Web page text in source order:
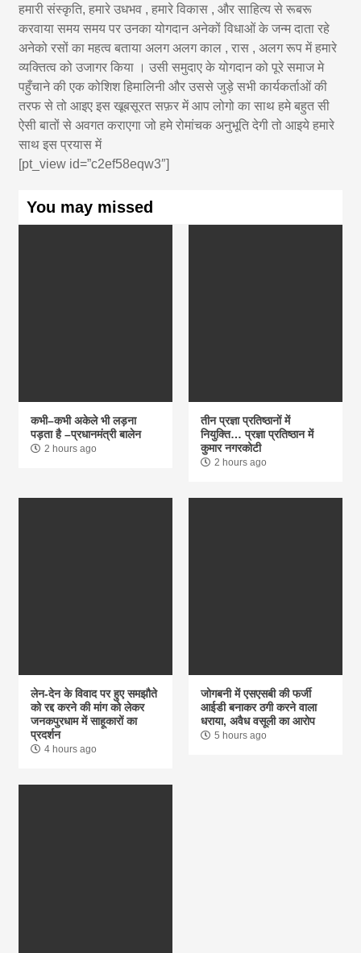
हमारी संस्कृति, हमारे उधभव , हमारे विकास , और साहित्य से रूबरू
करवाया समय समय पर उनका योगदान अनेकों विधाओं के जन्म दाता रहे
अनेको रसों का महत्व बताया अलग अलग काल , रास , अलग रूप में हमारे
व्यक्तित्व को उजागर किया । उसी समुदाए के योगदान को पूरे समाज मे
पहुँचाने की एक कोशिश हिमालिनी और उससे जुड़े सभी कार्यकर्ताओं की
तरफ से तो आइए इस खूबसूरत सफ़र में आप लोगो का साथ हमे बहुत सी
ऐसी बातों से अवगत कराएगा जो हमे रोमांचक अनुभूति देगी तो आइये हमारे
साथ इस प्रयास में
[pt_view id=”c2ef58eqw3″]
You may missed
कभी–कभी अकेले भी लड़ना
पड़ता है –प्रधानमंत्री बालेन
2 hours ago
तीन प्रज्ञा प्रतिष्ठानों में
नियुक्ति… प्रज्ञा प्रतिष्ठान में
कुमार नगरकोटी
2 hours ago
लेन-देन के विवाद पर हुए समझौते
को रद्द करने की मांग को लेकर
जनकपुरधाम में साहूकारों का
प्रदर्शन
4 hours ago
जोगबनी में एसएसबी की फर्जी
आईडी बनाकर ठगी करने वाला
धराया, अवैध वसूली का आरोप
5 hours ago